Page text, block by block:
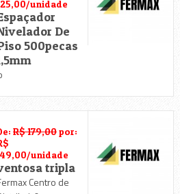
unidade
De
500pecas
R$ 179,00por:
unidade
tripla
Centro de